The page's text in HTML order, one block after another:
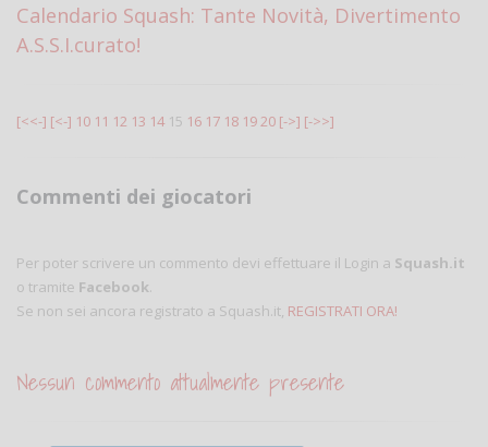
Calendario Squash: Tante Novità, Divertimento
A.S.S.I.curato!
[<<-] [<-] 10 11 12 13 14 15 16 17 18 1920 [->] [->>]
Commenti dei giocatori
Per poter scrivere un commento devi effettuare il Login a Squash.it
o tramite Facebook.
Se non sei ancora registrato a Squash.it, REGISTRATI ORA!
Nessun commento attualmente presente